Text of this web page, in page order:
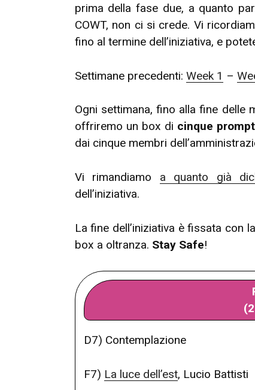
prima della fase due, a quanto
COWT, non ci si crede. Vi
fino al termine dell’iniziativa, e
Settimane precedenti: Week 1 –
Ogni settimana, fino alla fine delle
offriremo un box di cinque prompt
dai cinque membri
Vi rimandiamo a quanto già
dell’iniziativa.
La fine dell’iniziativa è fissata con
box a oltranza. Stay Safe!
D7) Contemplazione
F7) La luce dell’est, Lucio Battisti